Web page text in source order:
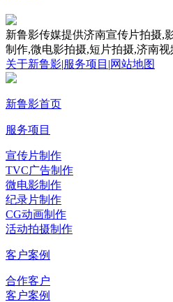
新鲁影传媒提供济南宣传片拍摄,
制作,微电影拍摄,短片拍摄,济南
关于新鲁影|服务项目 |网站地图
新鲁影首页
服务项目
宣传片制作
TVC广告制作
微电影制作
纪录片制作
CG动画制作
活动拍摄制作
客户案例
合作客户
客户案例